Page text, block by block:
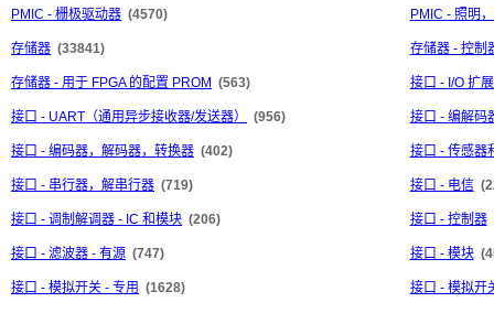
PMIC - 栅极驱动器 (4570) PMIC - 照明
存储器 (33841) 存储器 - 控制
存储器 - 用于 FPGA 的配置 PROM (563) 接口 - I/O 扩
接口 - UART（通用异步接收器/发送器） (956) 接口 - 编解码
接口 - 编码器，解码器，转换器 (402) 接口 - 传感器
接口 - 串行器，解串行器 (719) 接口 - 电信
接口 - 调制解调器 - IC 和模块 (206) 接口 - 控制器
接口 - 滤波器 - 有源 (747) 接口 - 模块
接口 - 模拟开关 - 专用 (1628) 接口 - 模拟开